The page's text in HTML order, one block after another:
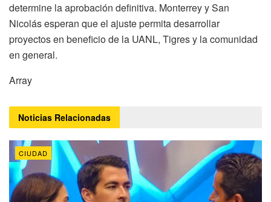
determine la aprobación definitiva. Monterrey y San
Nicolás esperan que el ajuste permita desarrollar
proyectos en beneficio de la UANL, Tigres y la comunidad
en general.
Array
Noticias Relacionadas
CIUDAD